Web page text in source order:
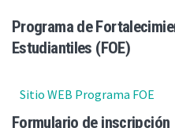
Programa de
Estudiantiles (FOE)
Sitio WEB Programa FOE
Formulario de inscripción